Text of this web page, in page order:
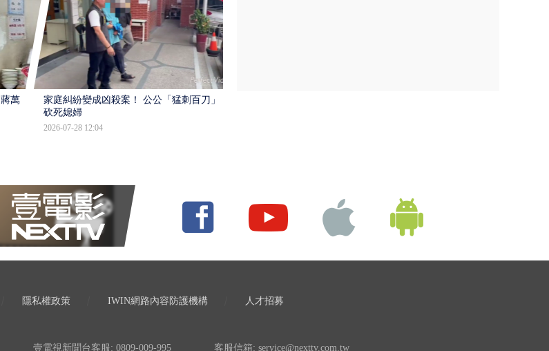
萬
家庭糾紛變成凶殺案！ 公公「猛刺百刀」
砍死媳婦
2026-07-28 12:04
隱私權政策 IWIN網路內容防護機構 人才招募
壹電視新聞台客服: 0809-009-995 客服信箱: service@nexttv.com.tw